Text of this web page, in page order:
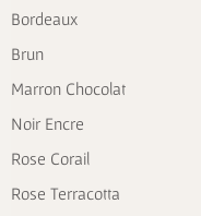
Bordeaux
Brun
Marron Chocolat
Noir Encre
Rose Corail
Rose Terracotta